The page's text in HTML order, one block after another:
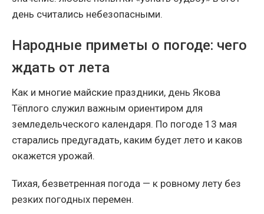
день считались небезопасными.
Народные приметы о погоде: чего
ждать от лета
Как и многие майские праздники, день Якова
Тёплого служил важным ориентиром для
земледельческого календаря. По погоде 13 мая
старались предугадать, каким будет лето и каков
окажется урожай.
Тихая, безветренная погода — к ровному лету без
резких погодных перемен.